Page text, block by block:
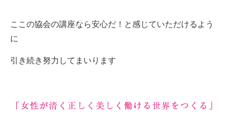
ここの協会の講座なら安心だ！と感じていただけるよう
に
引き続き努力してまいります